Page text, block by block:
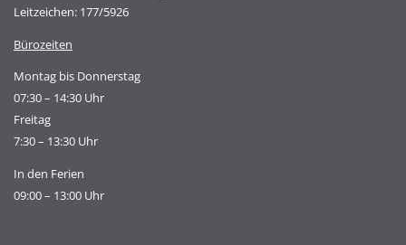
Leitzeichen: 177/5926
Bürozeiten
Montag bis Donnerstag
07:30 – 14:30 Uhr
Freitag
7:30 – 13:30 Uhr
In den Ferien
09:00 – 13:00 Uhr